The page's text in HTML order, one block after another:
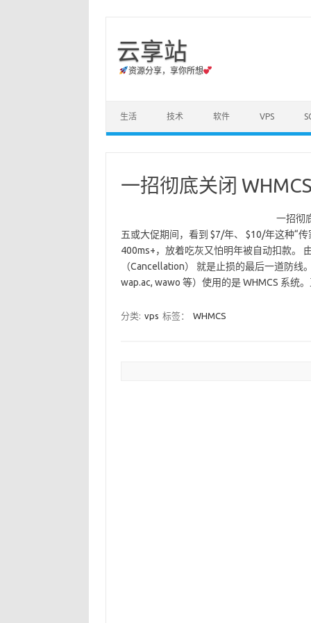
云享站
资源分享，享你所想
生活 技术 软件 VPS
一招彻底关闭
一招彻
五或大促期间，看到 $7/年、 $10/年这种“
400ms+，放着吃灰又怕明年被自动扣款。
（Cancellation） 就是止损的最后一道防线
wap.ac, wawo 等）使用的是 WHMCS 系统
分类: vps 标签： WHMCS